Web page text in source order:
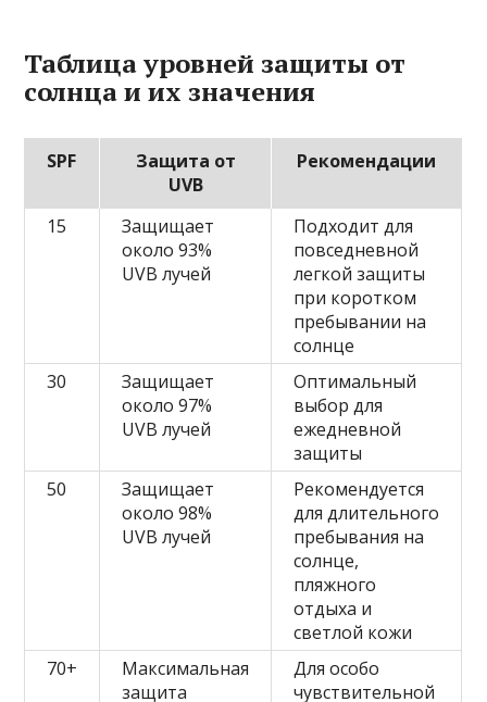
Таблица уровней защиты от
солнца и их значения
SPF
Защита от
UVB
Рекомендации
15
Защищает
около 93%
UVB лучей
Подходит для
повседневной
легкой защиты
при коротком
пребывании на
солнце
30
Защищает
около 97%
UVB лучей
Оптимальный
выбор для
ежедневной
защиты
50
Защищает
около 98%
UVB лучей
Рекомендуется
для длительного
пребывания на
солнце,
пляжного
отдыха и
светлой кожи
70+
Максимальная
защита
Для особо
чувствительной